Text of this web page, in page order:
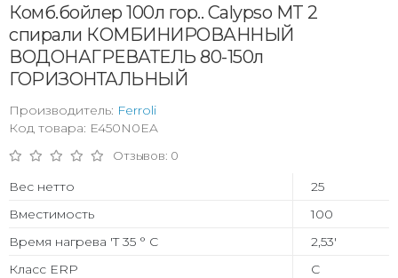
Комб.бойлер 100л гор.. Calypso MT 2
спирали КОМБИНИРОВАННЫЙ
ВОДОНАГРЕВАТЕЛЬ 80-150л
ГОРИЗОНТАЛЬНЫЙ
Производитель: Ferroli
Код товара: E450N0EA
Отзывов: 0
Вес нетто
25
Вместимость
100
Время нагрева 'T 35 ° C
2,53'
Класс ERP
C